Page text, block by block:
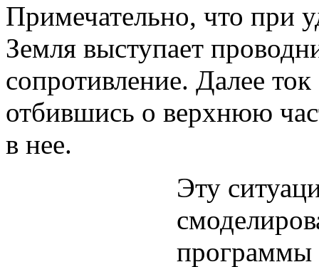
Примечательно, что при
Земля выступает
сопротивление. Далее
отбившись о верхнюю
в нее.
Эту
программы